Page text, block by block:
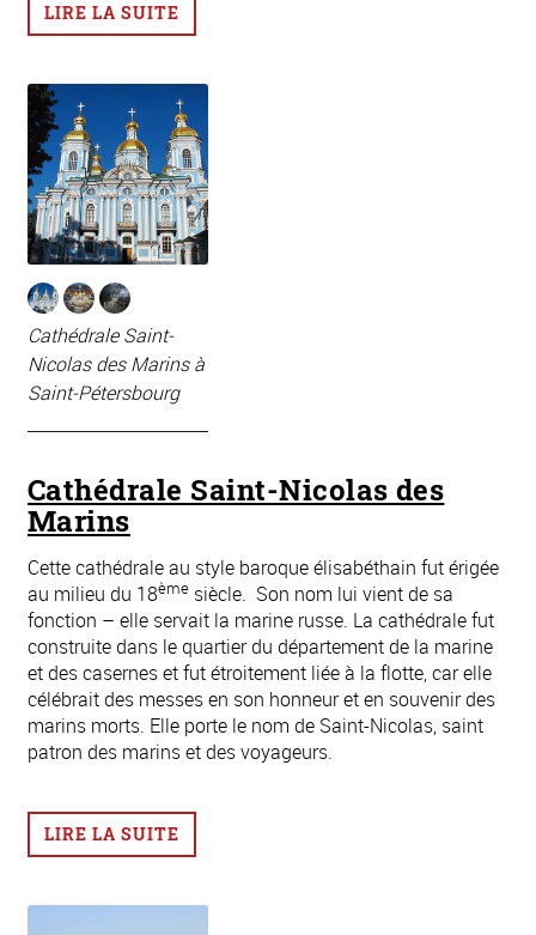
LIRE LA SUITE
Cathédrale Saint-
Nicolas des Marins à
Saint-Pétersbourg
Cathédrale Saint-Nicolas des
Marins
Cette cathédrale au style baroque élisabéthain fut érigée
au milieu du 18ème siècle. Son nom lui vient de sa
fonction – elle servait la marine russe. La cathédrale fut
construite dans le quartier du département de la marine
et des casernes et fut étroitement liée à la flotte, car elle
célébrait des messes en son honneur et en souvenir des
marins morts. Elle porte le nom de Saint-Nicolas, saint
patron des marins et des voyageurs.
LIRE LA SUITE